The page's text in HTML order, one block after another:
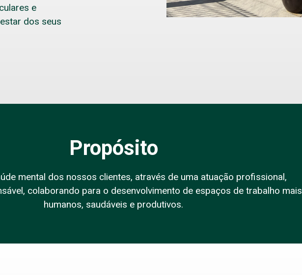
e
dos seus
Propósito
mental dos nossos clientes, através de uma atuação profissional,
colaborando para o desenvolvimento de espaços de trabalho mais
humanos, saudáveis e produtivos.